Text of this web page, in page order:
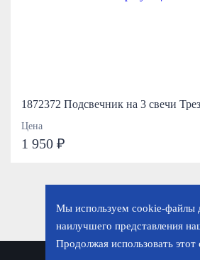
1872372 Подсвечник на 3 свечи
Цена
1 950 ₽
Мы используем cookie-файлы
наилучшего представления
Продолжая использовать этот